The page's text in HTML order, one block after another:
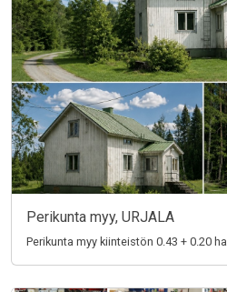
Perikunta myy, URJALA
Perikunta myy kiinteistön 0.43 + 0.20 ha